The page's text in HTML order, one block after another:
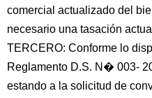
comercial actualizado del
necesario una tasación
TERCERO: Conforme lo
Reglamento D.S. N� 003-
estando a la solicitud de